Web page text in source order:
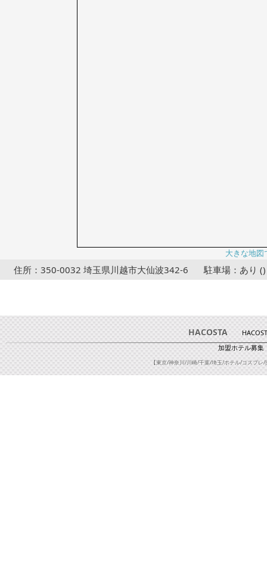
大きな地図
住所：350-0032 埼玉県川越市大仙波342-6 駐車場：あり ()
HACOSTA
加盟ホテル募集
【東京/神奈川/川崎/千葉/埼玉/ホテル/コスプ